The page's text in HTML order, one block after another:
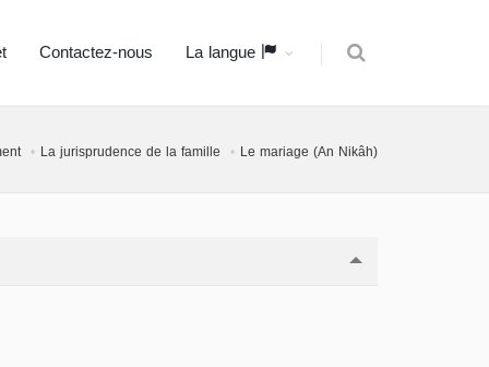
Contactez-nous La langue
La jurisprudence de la famille Le mariage (An Nikâh)